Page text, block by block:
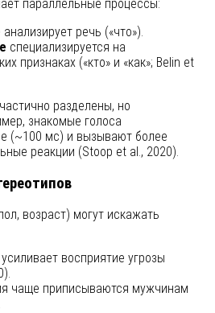
параллельные процессы:
анализирует речь («что»).
специализируется на
признаках («кто» и «как»; Belin et
разделены, но
знакомые голоса
(~100 мс) и вызывают более
реакции (Stoop et al., 2020).
возраст) могут искажать
восприятие угрозы
чаще приписываются мужчинам